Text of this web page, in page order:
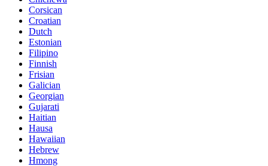
Corsican
Croatian
Dutch
Estonian
Filipino
Finnish
Frisian
Galician
Georgian
Gujarati
Haitian
Hausa
Hawaiian
Hebrew
Hmong